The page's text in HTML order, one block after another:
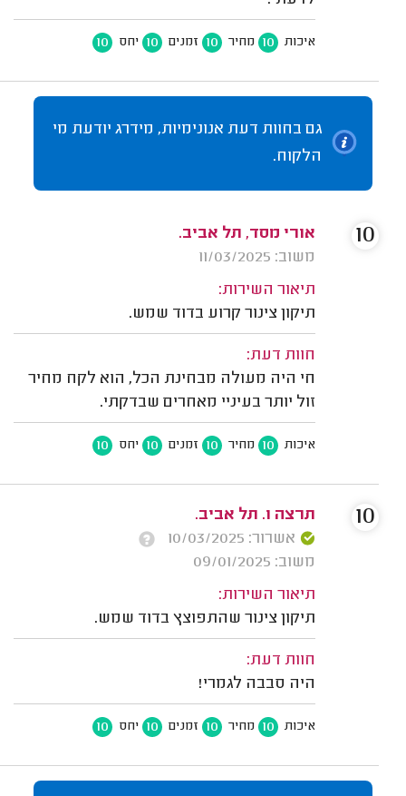
איכות 10 מחיר 10 זמנים 10 יחס 10
גם בחוות דעת אנונימיות, מידרג יודעת מי
הלקוח.
אורי מסד, תל אביב.
משוב: 11/03/2025
תיאור השירות:
תיקון צינור קרוע בדוד שמש.
חוות דעת:
חי היה מעולה מבחינת הכל, הוא לקח מחיר
זול יותר בעיניי מאחרים שבדקתי.
איכות 10 מחיר 10 זמנים 10 יחס 10
10
תרצה ו. תל אביב.
אשרור: 10/03/2025
משוב: 09/01/2025
תיאור השירות:
תיקון צינור שהתפוצץ בדוד שמש.
חוות דעת:
היה סבבה לגמרי!
איכות 10 מחיר 10 זמנים 10 יחס 10
10